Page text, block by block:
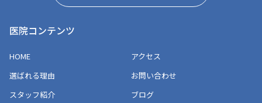
医院コンテンツ
HOME
選ばれる理由
スタッフ紹介
アクセス
お問い合わせ
ブログ